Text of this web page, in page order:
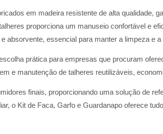
em madeira resistente de alta qualidade,
proporciona um manuseio confortável e
absorvente, essencial para manter a limpeza e a
prática para empresas que procuram
e manutenção de talheres reutilizáveis,
finais, proporcionando uma solução de
o Kit de Faca, Garfo e Guardanapo oferece